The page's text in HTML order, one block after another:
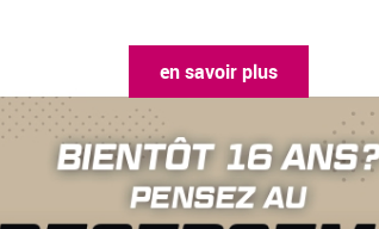
en savoir plus